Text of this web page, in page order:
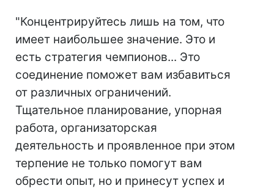
"Концентрируйтесь лишь на том, что
имеет наибольшее значение. Это и
есть стратегия чемпионов... Это
соединение поможет вам избавиться
от различных ограничений.
Тщательное планирование, упорная
работа, организаторская
деятельность и проявленное при этом
терпение не только помогут вам
обрести опыт, но и принесут успех и